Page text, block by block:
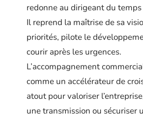
redonne au dirigeant du
Il reprend la maîtrise de sa
priorités, pilote le
courir après les urgences.
L’accompagnement
comme un accélérateur de
atout pour valoriser
une transmission ou sécuriser